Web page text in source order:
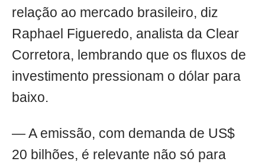
relação ao mercado brasileiro, diz
Raphael Figueredo, analista da Clear
Corretora, lembrando que os fluxos de
investimento pressionam o dólar para
baixo.
— A emissão, com demanda de US$
20 bilhões, é relevante não só para